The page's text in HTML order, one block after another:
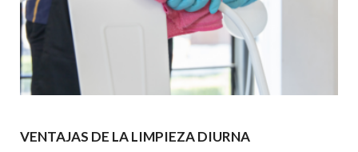
VENTAJAS DE LA LIMPIEZA DIURNA